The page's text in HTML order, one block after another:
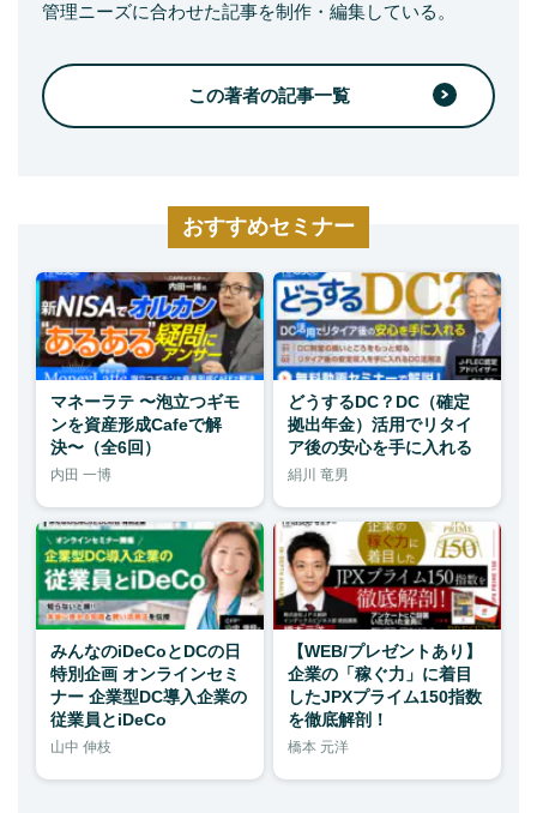
管理ニーズに合わせた記事を制作・編集している。
この著者の記事一覧
おすすめセミナー
マネーラテ 〜泡立つギモ
ンを資産形成Cafeで解
決〜（全6回）
内田 一博
どうするDC？DC（確定
拠出年金）活用でリタイ
ア後の安心を手に入れる
絹川 竜男
みんなのiDeCoとDCの日
特別企画 オンラインセミ
ナー 企業型DC導入企業の
従業員とiDeCo
山中 伸枝
【WEB/プレゼントあり】
企業の「稼ぐ力」に着目
したJPXプライム150指数
を徹底解剖！
橋本 元洋